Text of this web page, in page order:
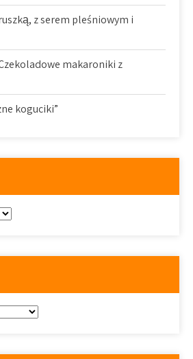
z serem pleśniowym i
makaroniki z
koguciki”